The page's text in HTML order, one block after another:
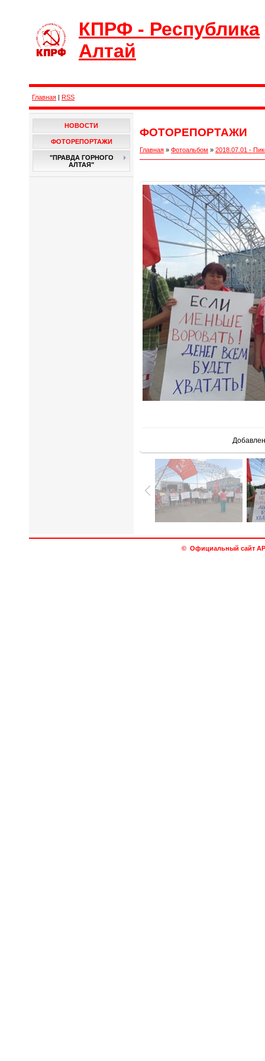
КПРФ - Республика
Алтай
Главная | RSS
НОВОСТИ
ФОТОРЕПОРТАЖИ
"ПРАВДА ГОРНОГО
АЛТАЯ"
ФОТОРЕПОРТАЖИ
Главная » Фотоальбом » 2018.07.01 -
© Официальный сайт